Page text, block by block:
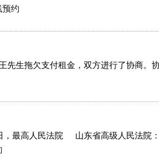
预约
生拖欠支付租金，双方进行了协商。
，最高人民法院 山东省高级人民法院